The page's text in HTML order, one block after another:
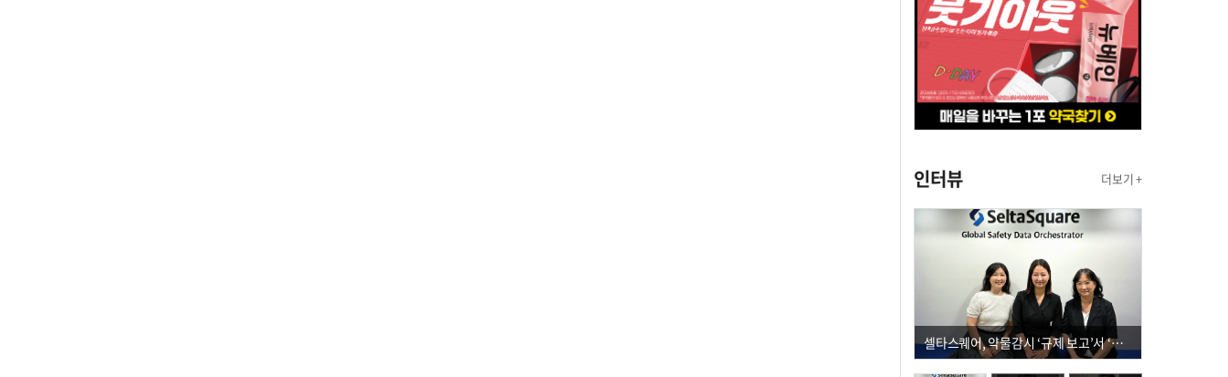
인터뷰 더보기 +
셀타스퀘어, 약물감시 ‘규제 보고’서 ‘데이터 의사결정’으로 "PVX 전환 요구 커진다"